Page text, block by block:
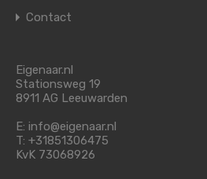
Contact
Eigenaar.nl
Stationsweg 19
8911 AG Leeuwarden
E: info@eigenaar.nl
T: +31851306475
KvK 73068926